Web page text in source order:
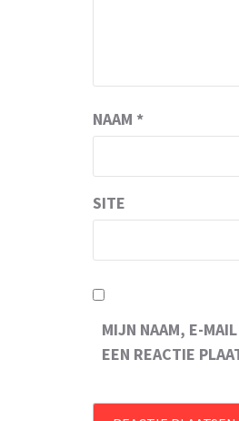
NAAM *
SITE
MIJN NAAM, E-
EEN REACTIE